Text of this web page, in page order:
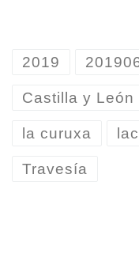
2019
Castilla y León
la curuxa
Travesía